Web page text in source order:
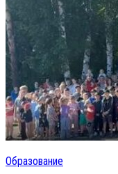
Образование